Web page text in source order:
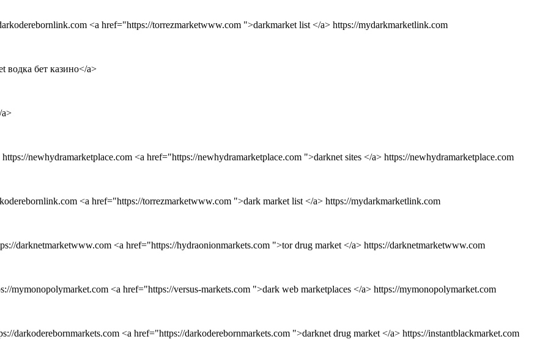
<a href="https://torrezmarketwww.com ">darkmarket list </a> https://mydarkmarketlink.com
водка бет казино</a>
a>
newhydramarketplace.com <a href="https://newhydramarketplace.com ">darknet sites </a> https://newhydramarketplace.com
<a href="https://torrezmarketwww.com ">dark market list </a> https://mydarkmarketlink.com
darknetmarketwww.com <a href="https://hydraonionmarkets.com ">tor drug market </a> https://darknetmarketwww.com
mymonopolymarket.com <a href="https://versus-markets.com ">dark web marketplaces </a> https://mymonopolymarket.com
darkoderebornmarkets.com <a href="https://darkoderebornmarkets.com ">darknet drug market </a> https://instantblackmarket.com